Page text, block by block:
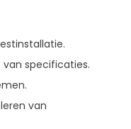
van specificaties.
van